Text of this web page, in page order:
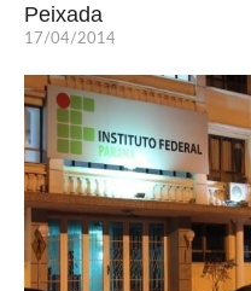
Peixada
17/04/2014